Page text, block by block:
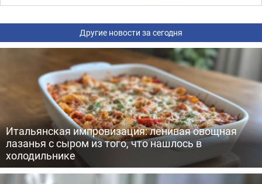
Другие новости за сегодня
Итальянская импровизация: ленивая овощная
лазанья с сыром из того, что нашлось в
холодильнике